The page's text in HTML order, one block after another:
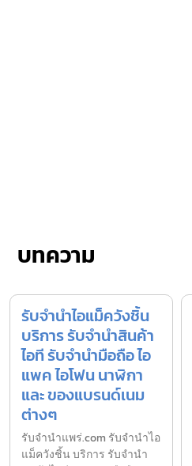
บทความ
รับจำนำไอแม็ควังชิ้น
บริการ รับจำนำสินค้า
ไอที รับจำนำมือถือ ไอ
แพค ไอโฟน นาฬิกา
และ ของแบรนด์เนม
ต่างๆ
รับจํานําแพร่.com รับจำนำไอ
แม็ควังชิ้น บริการ รับจำนำ